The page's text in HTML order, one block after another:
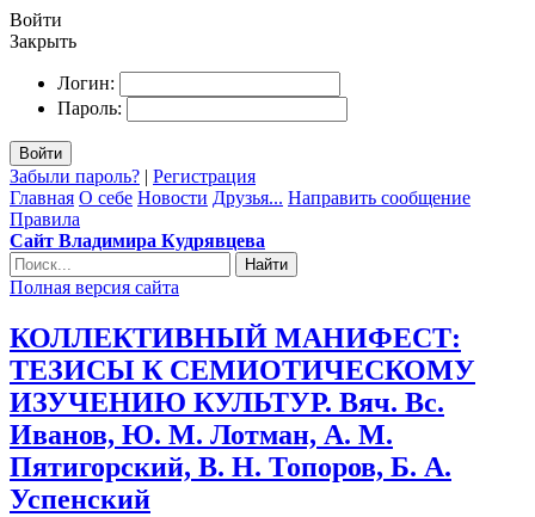
Войти
Закрыть
Логин:
Пароль:
Войти
Забыли пароль? | Регистрация
Главная О себе Новости Друзья... Направить сообщение
Правила
Сайт Владимира Кудрявцева
Найти
Полная версия сайта
КОЛЛЕКТИВНЫЙ МАНИФЕСТ:
ТЕЗИСЫ К СЕМИОТИЧЕСКОМУ
ИЗУЧЕНИЮ КУЛЬТУР. Вяч. Вс.
Иванов, Ю. М. Лотман, А. М.
Пятигорский, В. Н. Топоров, Б. А.
Успенский